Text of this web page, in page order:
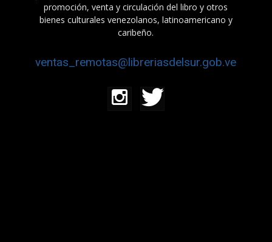
promoción, venta y circulación del libro y otros
bienes culturales venezolanos, latinoamericano y
caribeño.
ventas_remotas@libreriasdelsur.gob.ve